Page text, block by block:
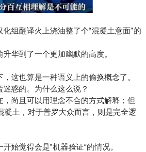
组翻译火上浇油整了个“混凝土意面”的
华到了一个更加幽默的高度。
这也算是一种语义上的偷换概念了。
惑的。为什么这么说？
，尚且可以用理念不合的方式解释；但
凝土，对于普罗大众而言，则是完全逻
始觉得会是“机器验证”的情况。